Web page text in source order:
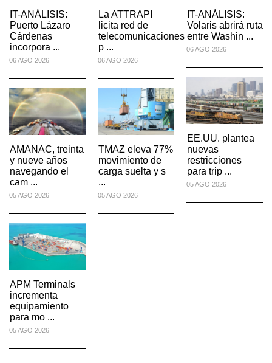
IT-ANÁLISIS:
Puerto Lázaro
Cárdenas
incorpora ...
06 AGO 2026
AMANAC, treinta
y nueve años
navegando el
cam ...
05 AGO 2026
APM Terminals
incrementa
equipamiento
para mo ...
05 AGO 2026
La ATTRAPI
licita red de
telecomunicaciones
p ...
06 AGO 2026
TMAZ eleva 77%
movimiento de
carga suelta y s
...
05 AGO 2026
IT-ANÁLISIS:
Volaris abrirá ruta
entre Washin ...
06 AGO 2026
EE.UU. plantea
nuevas
restricciones
para trip ...
05 AGO 2026